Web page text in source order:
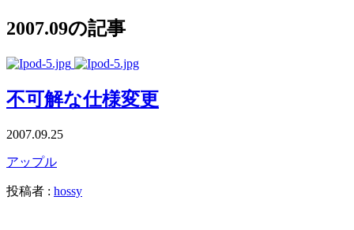
2007.09の記事
不可解な仕様変更
2007.09.25
アップル
投稿者 : hossy